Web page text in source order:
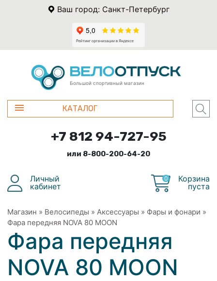
Ваш город: Санкт-Петербург
Большой спортивный магазин
КАТАЛОГ
+7 812 94-727-95
или 8-800-200-64-20
Личный
кабинет
0
Корзина
пуста
Магазин » Велосипеды » Аксессуары » Фары и фонари »
Фара передняя NOVA 80 MOON
Фара передняя
NOVA 80 MOON